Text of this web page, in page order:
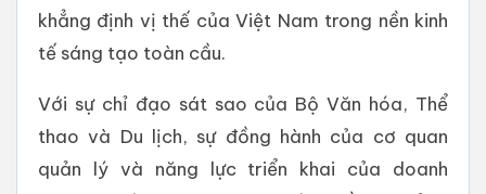
khẳng định vị thế của Việt Nam trong nền kinh
tế sáng tạo toàn cầu.
Với sự chỉ đạo sát sao của Bộ Văn hóa, Thể
thao và Du lịch, sự đồng hành của cơ quan
quản lý và năng lực triển khai của doanh